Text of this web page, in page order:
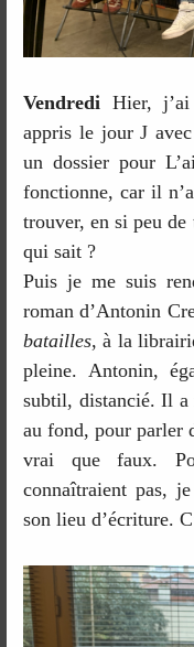
Vendredi Hier,
appris le jour J
un dossier pour
fonctionne, car il
trouver, en si peu de
qui sait ?
Puis je me suis
roman d’Antonin
batailles, à la
pleine. Antonin,
subtil, distancié. Il a
au fond, pour parler
vrai que faux.
connaîtraient pas,
son lieu d’écriture.